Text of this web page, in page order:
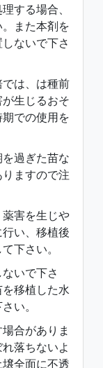
する場合、
また本剤を
ないで下さ
は、は種前
生じるおそ
での使用を
過ぎた苗な
ますので注
害を生じや
い、移植後
下さい。
いで下さ
移植した水
い。
合がありま
落ちないよ
全面に不透